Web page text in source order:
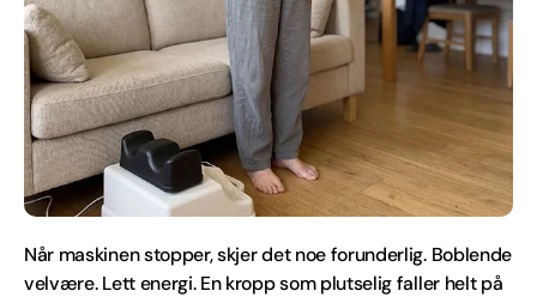
Når maskinen stopper, skjer det noe forunderlig. Boblende
velvære. Lett energi. En kropp som plutselig faller helt på